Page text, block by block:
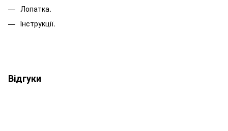
Лопатка.
Інструкції.
Відгуки